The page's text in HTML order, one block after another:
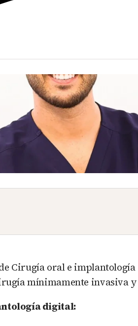
Cirugía oral e
mínimamente invasiva y
digital: